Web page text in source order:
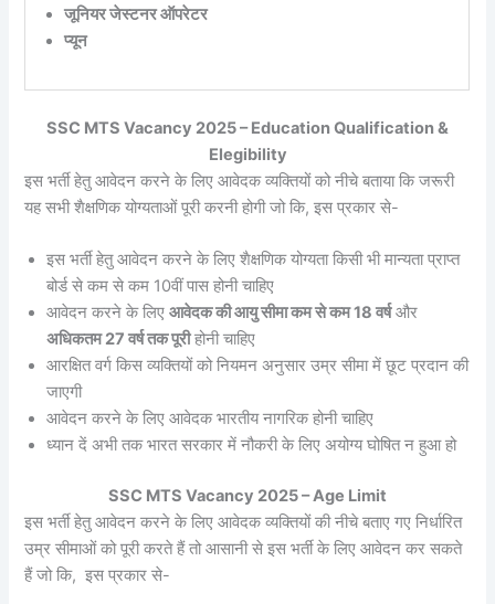
जूनियर जेस्टनर ऑपरेटर
प्यून
SSC MTS Vacancy 2025 – Education Qualification &
Elegibility
इस भर्ती हेतु आवेदन करने के लिए आवेदक व्यक्तियों को नीचे बताया कि जरूरी
यह सभी शैक्षणिक योग्यताओं पूरी करनी होगी जो कि, इस प्रकार से-
इस भर्ती हेतु आवेदन करने के लिए शैक्षणिक योग्यता किसी भी मान्यता प्राप्त
बोर्ड से कम से कम 10वीं पास होनी चाहिए
आवेदन करने के लिएआवेदक की आयु सीमा कम से कम 18 वर्षऔर
अधिकतम 27 वर्ष तक पूरीहोनी चाहिए
आरक्षित वर्ग किस व्यक्तियों को नियमन अनुसार उम्र सीमा में छूट प्रदान की
जाएगी
आवेदन करने के लिए आवेदक भारतीय नागरिक होनी चाहिए
ध्यान दें अभी तक भारत सरकार में नौकरी के लिए अयोग्य घोषित न हुआ हो
SSC MTS Vacancy 2025 – Age Limit
इस भर्ती हेतु आवेदन करने के लिए आवेदक व्यक्तियों की नीचे बताए गए निर्धारित
उम्र सीमाओं को पूरी करते हैं तो आसानी से इस भर्ती के लिए आवेदन कर सकते
हैं जो कि, इस प्रकार से-